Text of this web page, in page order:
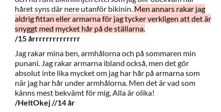
håret syns där nere utanför bikinin. Men annars rakar jag
aldrig fittan eller armarna för jag tycker verkligen att det är
snyggt med mycket hår på de ställarna.
/15 årrrrrrrrrrrrrr
Jag rakar mina ben, armhålorna och på sommaren min
punani. Jag rakar armarna ibland också, men det gör
absolut inte lika mycket om jag har hår på armarna som
när jag har hår under armhålorna. Men det är vad som
känns mest bekvämt för mig, Alla är olika!
/HeltOkej //14 år